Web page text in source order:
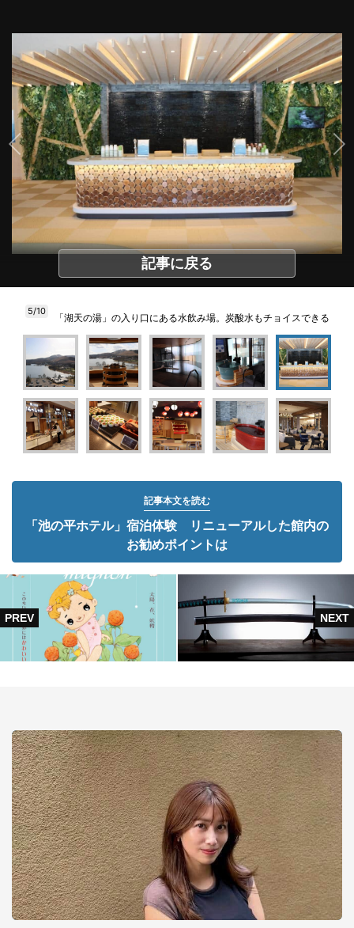
記事に戻る
5/10
「湖天の湯」の入り口にある水飲み場。炭酸水もチョイスできる
記事本文を読む
「池の平ホテル」宿泊体験 リニューアルした館内の
お勧めポイントは